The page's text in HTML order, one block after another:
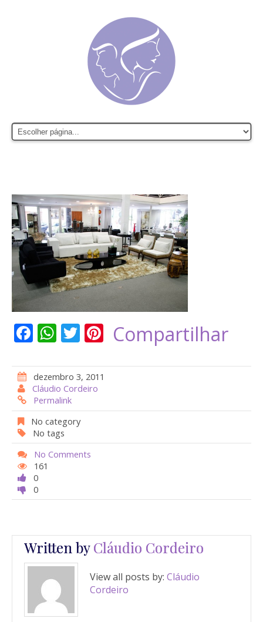
F
e
b
o
o
k
W
at
s
A
p
p
T
itt
er
Pi
er
st
Compartilhar
dezembro 3, 2011
Cláudio Cordeiro
Permalink
No category
No tags
No Comments
161
0
0
Written byCláudio Cordeiro
View all posts by: Cláudio
Cordeiro